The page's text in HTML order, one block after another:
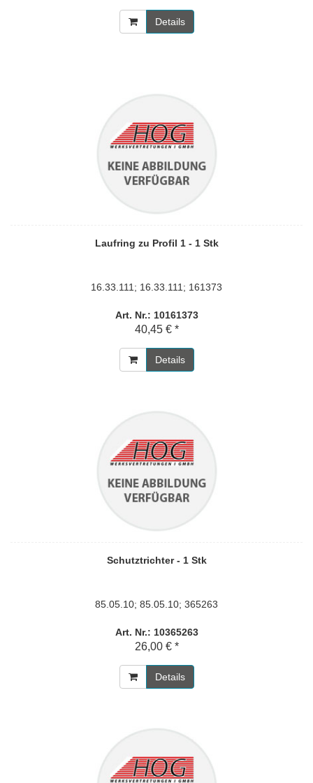
Details
Laufring zu Profil 1 - 1 Stk
16.33.111; 16.33.111; 161373
Art. Nr.: 10161373
40,45 € *
Details
Schutztrichter - 1 Stk
85.05.10; 85.05.10; 365263
Art. Nr.: 10365263
26,00 € *
Details